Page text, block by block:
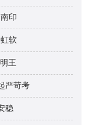
印
软
王
严苛考
稳